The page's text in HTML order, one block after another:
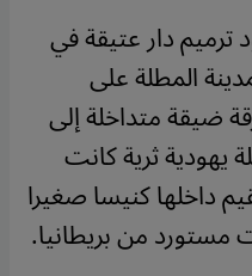
ترميم دار عتيقة في
المطلة على
ضيقة متداخلة إلى
يهودية ثرية كانت
داخلها كنيسا صغيرا
من بريطانيا.